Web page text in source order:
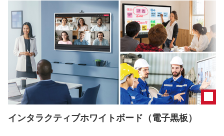
インタラクティブホワイトボード（電子黒板）